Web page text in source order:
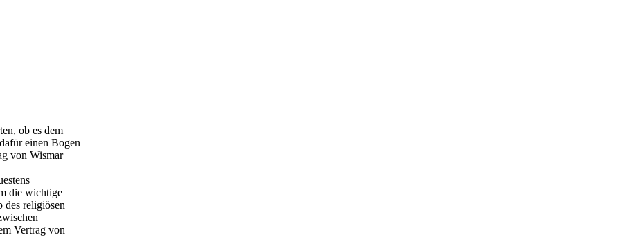
ob es dem
einen Bogen
von Wismar
die wichtige
des religiösen
Vertrag von